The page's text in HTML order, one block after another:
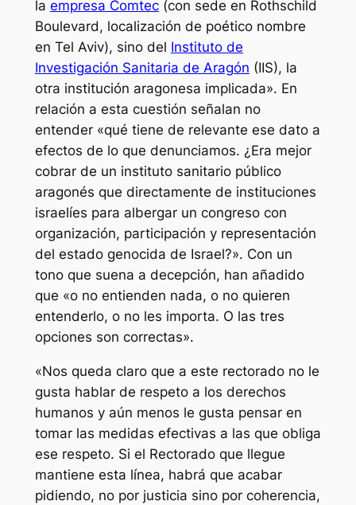
la empresa Comtec(con sede en Rothschild
Boulevard, localización de poético nombre
en Tel Aviv), sino del Instituto de
Investigación Sanitaria de Aragón (IIS), la
otra institución aragonesa implicada». En
relación a esta cuestión señalan no
entender «qué tiene de relevante ese dato a
efectos de lo que denunciamos. ¿Era mejor
cobrar de un instituto sanitario público
aragonés que directamente de instituciones
israelíes para albergar un congreso con
organización, participación y representación
del estado genocida de Israel?». Con un
tono que suena a decepción, han añadido
que «o no entienden nada, o no quieren
entenderlo, o no les importa. O las tres
opciones son correctas».
«Nos queda claro que a este rectorado no le
gusta hablar de respeto a los derechos
humanos y aún menos le gusta pensar en
tomar las medidas efectivas a las que obliga
ese respeto. Si el Rectorado que llegue
mantiene esta línea, habrá que acabar
pidiendo, no por justicia sino por coherencia,